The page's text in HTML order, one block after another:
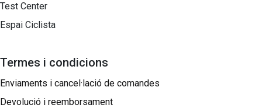
Test Center
Espai Ciclista
Termes i condicions
Enviaments i cancel·lació de comandes
Devolució i reemborsament